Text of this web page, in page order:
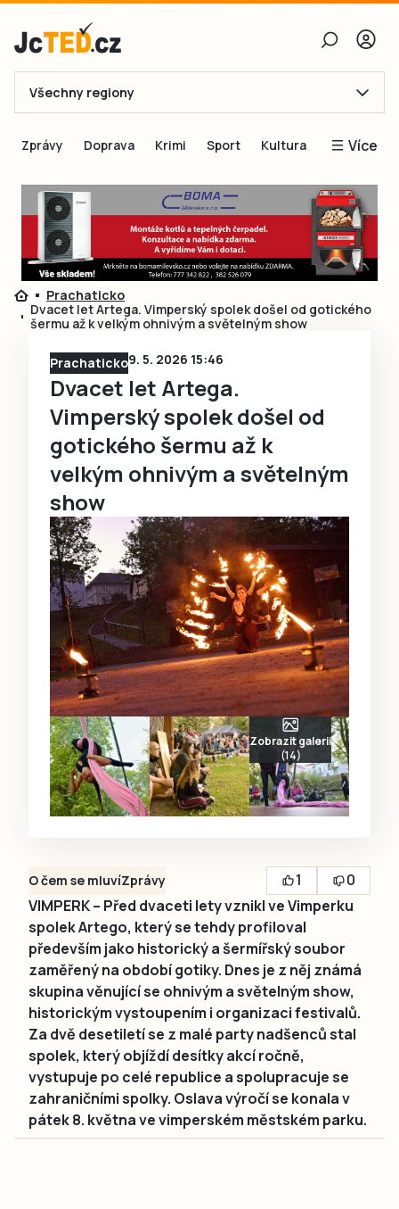
E-mail
Obnovit heslo
Přihlásit se
Přihlásit se přes Facebook
Ještě nemám účet, chci se
Registrovat
Všechny regiony
Zprávy Doprava Krimi Sport Kultura Více
Blogy
Inspirace
Čtenáři píší
Speciální přílohy
Prachaticko
Dvacet let Artega. Vimperský spolek došel od gotického
šermu až k velkým ohnivým a světelným show
Prachaticko9. 5. 2026 15:46
Dvacet let Artega.
Vimperský spolek došel od
gotického šermu až k
velkým ohnivým a světelným
show
Zobrazit galerii
(14)
O čem se mluvíZprávy 1
0
VIMPERK – Před dvaceti lety vznikl ve Vimperku
spolek Artego, který se tehdy profiloval
především jako historický a šermířský soubor
zaměřený na období gotiky. Dnes je z něj známá
skupina věnující se ohnivým a světelným show,
historickým vystoupením i organizaci festivalů.
Za dvě desetiletí se z malé party nadšenců stal
spolek, který objíždí desítky akcí ročně,
vystupuje po celé republice a spolupracuje se
zahraničními spolky. Oslava výročí se konala v
pátek 8. května ve vimperském městském parku.